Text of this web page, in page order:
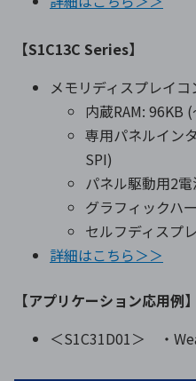
【S1C13C Series】
メモリディスプレイ
内蔵RAM: 96KB
専用パネルイン
SPI)
パネル駆動用2
グラフィックハ
セルフディスプ
詳細はこちら＞＞
【アプリケーション応用例】
＜S1C31D01＞ ・